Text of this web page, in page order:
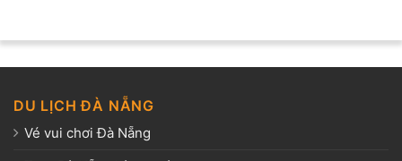
DU LỊCH ĐÀ NẴNG
Vé vui chơi Đà Nẵng